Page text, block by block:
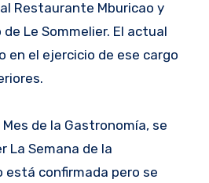
Restaurante Mburicao y
Le Sommelier. El actual
en el ejercicio de ese cargo
de la Gastronomía, se
La Semana de la
está confirmada pero se